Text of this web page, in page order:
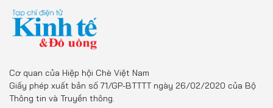
Thị trường
Doanh nghiệp – Doanh nhân
Đồ uống
Pháp luật
Cơ quan của Hiệp hội Chè Việt Nam
Giấy phép xuất bản số 71/GP-BTTTT ngày 26/02/2020 của Bộ
Thông tin và Truyền thông.